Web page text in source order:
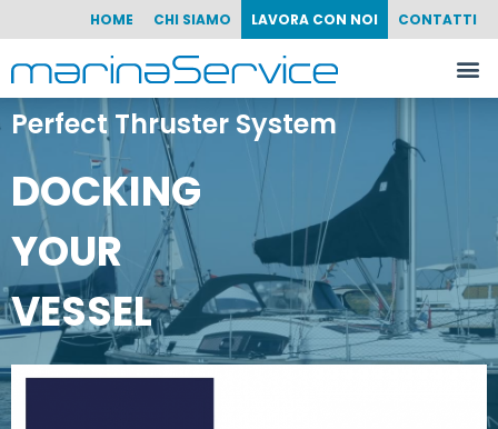
HOME CHI SIAMO LAVORA CON NOI CONTATTI
Perfect Thruster System
DOCKING
YOUR
VESSEL